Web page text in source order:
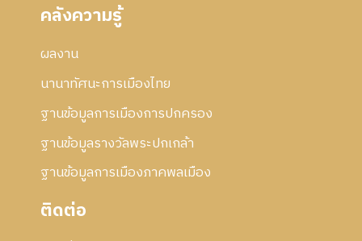
คลังความรู้
ผลงาน
นานาทัศนะการเมืองไทย
ฐานข้อมูลการเมืองการปกครอง
ฐานข้อมูลรางวัลพระปกเกล้า
ฐานข้อมูลการเมืองภาคพลเมือง
ติดต่อ